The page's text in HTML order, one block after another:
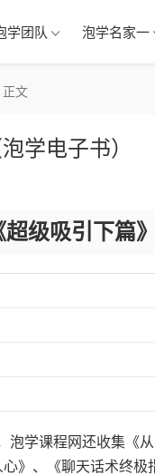
学团队 泡学名家一
正文
学电子书）
级吸引下篇
泡学课程网还收集《
》、《聊天话术终